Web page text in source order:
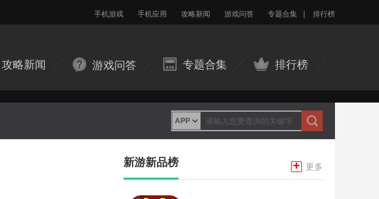
手机游戏 手机应用 攻略新闻 游戏问答 专题合集 排行榜
攻略新闻 游戏问答 专题合集 排行榜
新游新品榜 + 更多